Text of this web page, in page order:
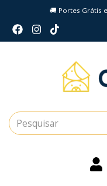
🚚 Portes Grátis